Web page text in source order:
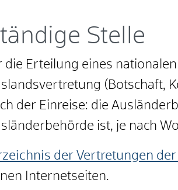
Stelle
die Erteilung eines
(Botschaft,
der Einreise: die
ist, je nach
der Vertretungen
Internetseiten.